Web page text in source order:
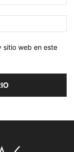
sitio web en este